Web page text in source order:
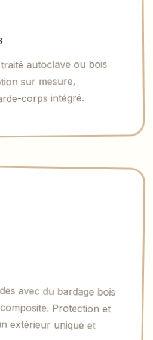
autoclave ou bois
sur mesure,
corps intégré.
avec du bardage bois
Protection et
un extérieur unique et